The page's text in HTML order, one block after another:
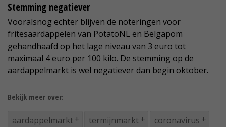
Stemming negatiever
Vooralsnog echter blijven de noteringen voor
fritesaardappelen van PotatoNL en Belgapom
gehandhaafd op het lage niveau van 3 euro tot
maximaal 4 euro per 100 kilo. De stemming op de
aardappelmarkt is wel negatiever dan begin oktober.
Bekijk meer over:
aardappelmarkt termijnmarkt coronavirus